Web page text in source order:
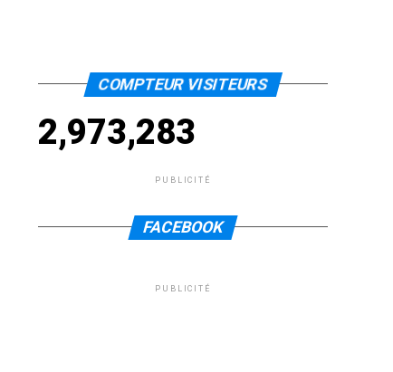
COMPTEUR VISITEURS
2,973,283
PUBLICITÉ
FACEBOOK
PUBLICITÉ